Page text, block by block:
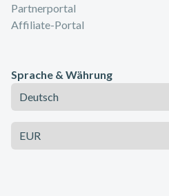
Partnerportal
Affiliate-Portal
Sprache & Währung